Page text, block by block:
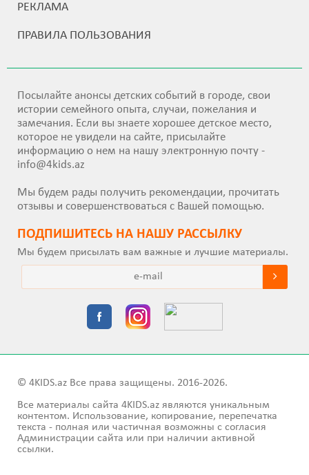
РЕКЛАМА
ПРАВИЛА ПОЛЬЗОВАНИЯ
Посылайте анонсы детских событий в городе, свои
истории семейного опыта, случаи, пожелания и
замечания. Если вы знаете хорошее детское место,
которое не увидели на сайте, присылайте
информацию о нем на нашу электронную почту -
info@4kids.az
Мы будем рады получить рекомендации, прочитать
отзывы и совершенствоваться с Вашей помощью.
ПОДПИШИТEСЬ НА НАШУ РАССЫЛКУ
Мы будем присылать вам важные и лучшие материалы.
© 4KIDS.az Все права защищены. 2016-2026.
Все материалы сайта 4KIDS.az являются уникальным
контентом. Использование, копирование, перепечатка
текста - полная или частичная возможны с согласия
Администрации сайта или при наличии активной
ссылки.